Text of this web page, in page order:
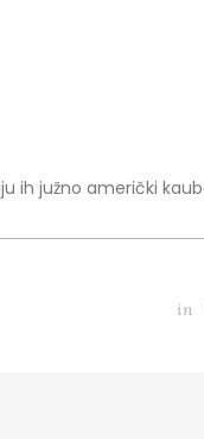
ih južno američki
in